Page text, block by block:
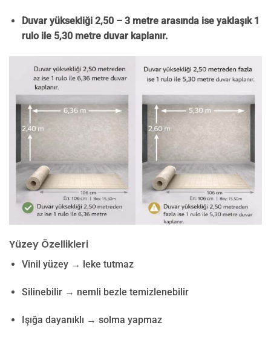
Duvar yüksekliği 2,50 – 3 metre arasında ise yaklaşık 1
rulo ile 5,30 metre duvar kaplanır.
Yüzey Özellikleri
Vinil yüzey → leke tutmaz
Silinebilir → nemli bezle temizlenebilir
Işığa dayanıklı → solma yapmaz